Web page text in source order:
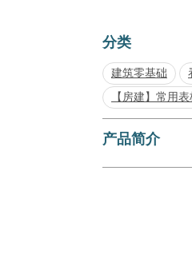
分类
建筑零基础
【房建】常用
产品简介